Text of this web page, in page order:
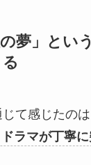
の夢」とい
て感じたのは
ラマが丁寧